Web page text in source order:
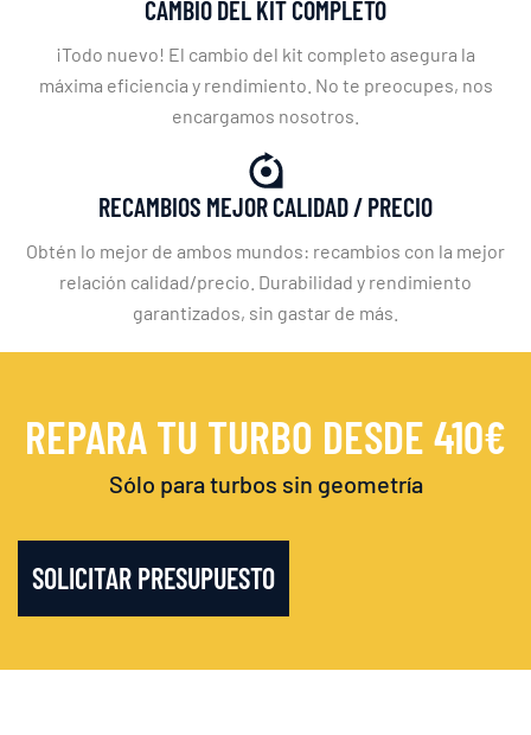
CAMBIO DEL KIT COMPLETO
¡Todo nuevo! El cambio del kit completo asegura la
máxima eficiencia y rendimiento. No te preocupes, nos
encargamos nosotros.
RECAMBIOS MEJOR CALIDAD / PRECIO
Obtén lo mejor de ambos mundos: recambios con la mejor
relación calidad/precio. Durabilidad y rendimiento
garantizados, sin gastar de más.
REPARA TU TURBO DESDE 410€
Sólo para turbos sin geometría
SOLICITAR PRESUPUESTO